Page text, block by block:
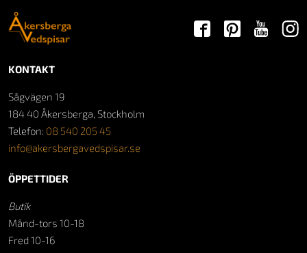
KONTAKT
Sågvägen 19
184 40 Åkersberga, Stockholm
Telefon: 08 540 205 45
info@akersbergavedspisar.se
ÖPPETTIDER
Butik
Månd-tors 10-18
Fred 10-16